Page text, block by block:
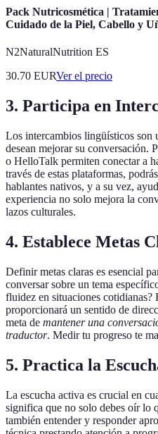
Pack Nutricosmética |
Cuidado de la Piel, Cabello y
N2NaturalNutrition ES
30.70 EURVer el precio
3. Participa en
Los intercambios lingüísticos son
desean mejorar su conversación.
o HelloTalk permiten conectar a
través de estas plataformas,
hablantes nativos, y a su vez,
experiencia no solo mejora la
lazos culturales.
4. Establece Metas
Definir metas claras es esencial
conversar sobre un tema
fluidez en situaciones cotidianas?
proporcionará un sentido de
meta de mantener una
traductor. Medir tu progreso te
5. Practica la
La escucha activa es crucial en
significa que no solo debes oír lo
también entender y responder